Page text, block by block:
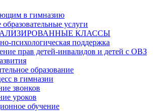
в гимназию
услуги
КЛАССЫ
психологическая поддержка
прав детей-инвалидов и детей с ОВЗ
образование
в гимназии
звонков
уроков
обучение